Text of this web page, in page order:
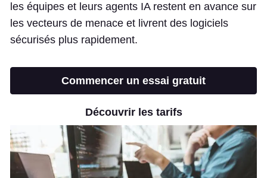
les équipes et leurs agents IA restent en avance sur
les vecteurs de menace et livrent des logiciels
sécurisés plus rapidement.
Commencer un essai gratuit
Découvrir les tarifs